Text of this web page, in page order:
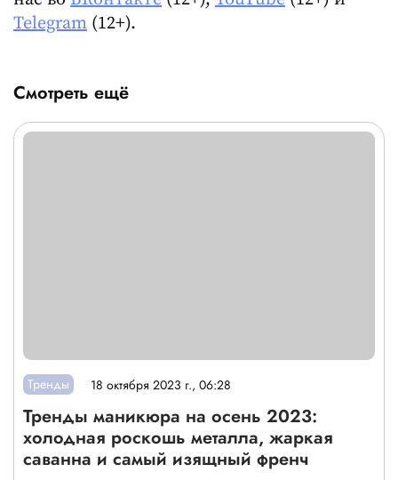
Telegram (12+).
Смотреть ещё
Тренды 18 октября 2023 г., 06:28
Тренды маникюра на осень 2023:
холодная роскошь металла, жаркая
саванна и самый изящный френч